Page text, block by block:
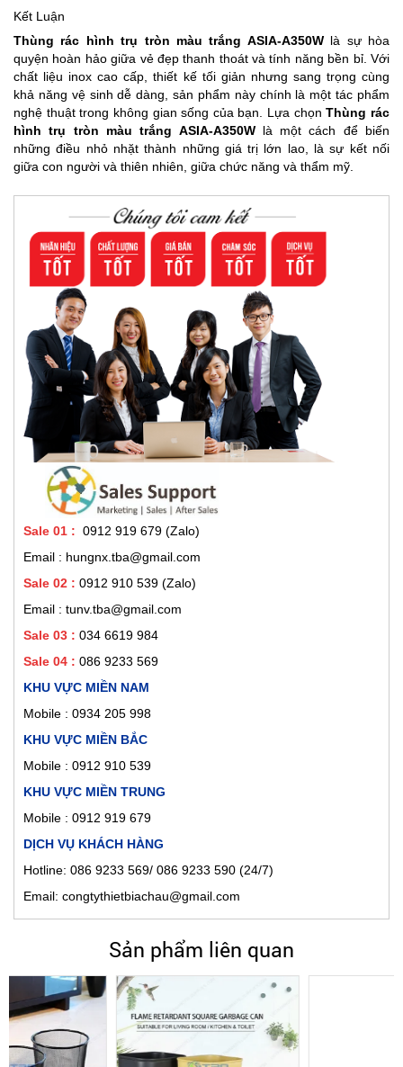
Kết Luận
Thùng rác hình trụ tròn màu trắng ASIA-A350Wlà sự hòa
quyện hoàn hảo giữa vẻ đẹp thanh thoát và tính năng bền bỉ. Với
chất liệu inox cao cấp, thiết kế tối giản nhưng sang trọng cùng
khả năng vệ sinh dễ dàng, sản phẩm này chính là một tác phẩm
nghệ thuật trong không gian sống của bạn. Lựa chọnThùng rác
hình trụ tròn màu trắng ASIA-A350Wlà một cách để biến
những điều nhỏ nhặt thành những giá trị lớn lao, là sự kết nối
giữa con người và thiên nhiên, giữa chức năng và thẩm mỹ.
Sale 01 : 0912 919 679 (Zalo)
Email : hungnx.tba@gmail.com
Sale 02 : 0912 910 539 (Zalo)
Email : tunv.tba@gmail.com
Sale 03 : 034 6619 984
Sale 04 : 086 9233 569
KHU VỰC MIỀN NAM
Mobile : 0934 205 998
KHU VỰC MIỀN BẮC
Mobile : 0912 910 539
KHU VỰC MIỀN TRUNG
Mobile : 0912 919 679
DỊCH VỤ KHÁCH HÀNG
Hotline: 086 9233 569/ 086 9233 590 (24/7)
Email: congtythietbiachau@gmail.com
Sản phẩm liên quan